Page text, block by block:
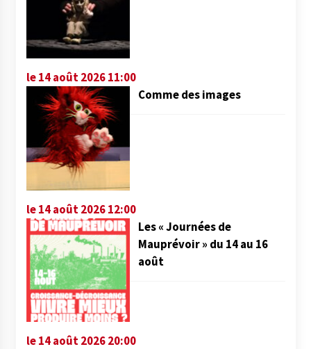
le 14 août 2026 11:00
Comme des images
le 14 août 2026 12:00
Les « Journées de
Mauprévoir » du 14 au 16
août
le 14 août 2026 20:00